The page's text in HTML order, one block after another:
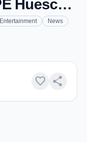
Cadena COPE Huesca - FM 98.2 - Huesca
Entertainment
News
favorite share